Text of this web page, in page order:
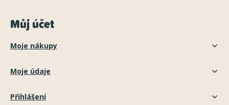
Můj účet
Moje nákupy
Moje údaje
Přihlášení